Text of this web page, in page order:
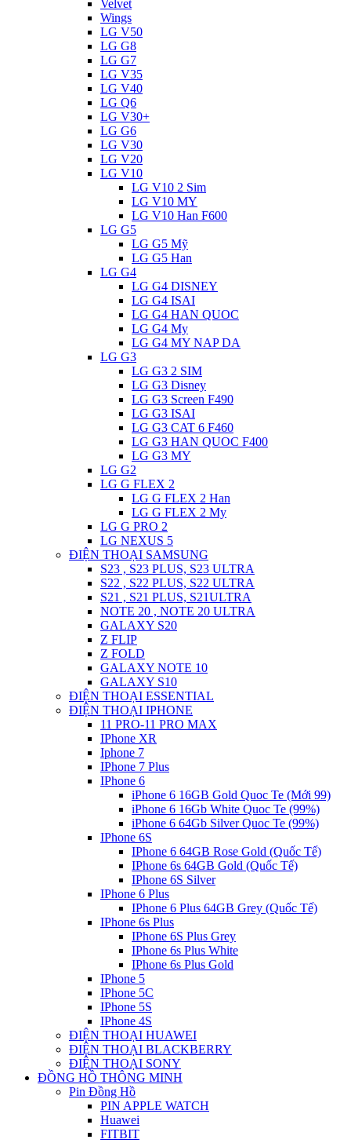
Velvet
Wings
LG V50
LG G8
LG G7
LG V35
LG V40
LG Q6
LG V30+
LG G6
LG V30
LG V20
LG V10
LG V10 2 Sim
LG V10 MY
LG V10 Han F600
LG G5
LG G5 Mỹ
LG G5 Han
LG G4
LG G4 DISNEY
LG G4 ISAI
LG G4 HAN QUOC
LG G4 My
LG G4 MY NAP DA
LG G3
LG G3 2 SIM
LG G3 Disney
LG G3 Screen F490
LG G3 ISAI
LG G3 CAT 6 F460
LG G3 HAN QUOC F400
LG G3 MY
LG G2
LG G FLEX 2
LG G FLEX 2 Han
LG G FLEX 2 My
LG G PRO 2
LG NEXUS 5
ĐIỆN THOẠI SAMSUNG
S23 , S23 PLUS, S23 ULTRA
S22 , S22 PLUS, S22 ULTRA
S21 , S21 PLUS, S21ULTRA
NOTE 20 , NOTE 20 ULTRA
GALAXY S20
Z FLIP
Z FOLD
GALAXY NOTE 10
GALAXY S10
ĐIỆN THOẠI ESSENTIAL
ĐIỆN THOẠI IPHONE
11 PRO-11 PRO MAX
IPhone XR
Iphone 7
IPhone 7 Plus
IPhone 6
iPhone 6 16GB Gold Quoc Te (Mới 99)
iPhone 6 16Gb White Quoc Te (99%)
iPhone 6 64Gb Silver Quoc Te (99%)
IPhone 6S
IPhone 6 64GB Rose Gold (Quốc Tế)
IPhone 6s 64GB Gold (Quốc Tế)
IPhone 6S Silver
IPhone 6 Plus
IPhone 6 Plus 64GB Grey (Quốc Tế)
IPhone 6s Plus
IPhone 6S Plus Grey
IPhone 6s Plus White
IPhone 6s Plus Gold
IPhone 5
IPhone 5C
IPhone 5S
IPhone 4S
ĐIỆN THOẠI HUAWEI
ĐIỆN THOẠI BLACKBERRY
ĐIỆN THOẠI SONY
ĐỒNG HỒ THÔNG MINH
Pin Đồng Hồ
PIN APPLE WATCH
Huawei
FITBIT